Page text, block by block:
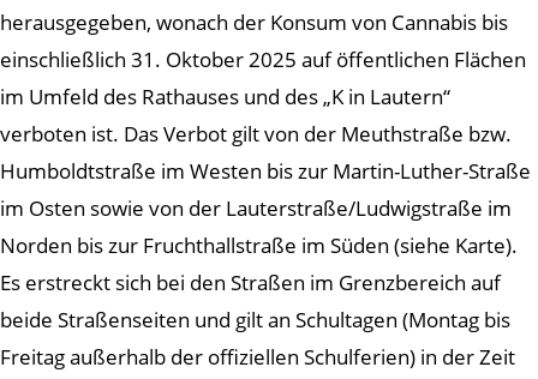
herausgegeben, wonach der Konsum von Cannabis bis
einschließlich 31. Oktober 2025 auf öffentlichen Flächen
im Umfeld des Rathauses und des „K in Lautern“
verboten ist. Das Verbot gilt von der Meuthstraße bzw.
Humboldtstraße im Westen bis zur Martin-Luther-Straße
im Osten sowie von der Lauterstraße/Ludwigstraße im
Norden bis zur Fruchthallstraße im Süden (siehe Karte).
Es erstreckt sich bei den Straßen im Grenzbereich auf
beide Straßenseiten und gilt an Schultagen (Montag bis
Freitag außerhalb der offiziellen Schulferien) in der Zeit